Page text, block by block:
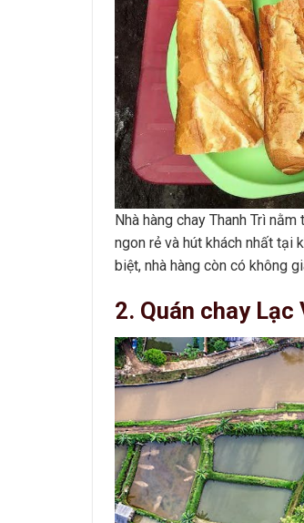
Nhà hàng chay Thanh Trì
ngon rẻ và hút khách nhất tại
biệt, nhà hàng còn có không
2. Quán chay Lạc